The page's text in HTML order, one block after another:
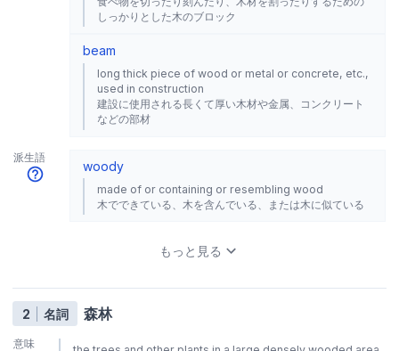
しっかりとした木のブロック
beam
long thick piece of wood or metal or concrete, etc.,
used in construction
建設に使用される長くて厚い木材や金属、コンクリート
などの部材
派生語
woody
made of or containing or resembling wood
木でできている、木を含んでいる、または木に似ている
もっと見る
2 名詞 森林
意味